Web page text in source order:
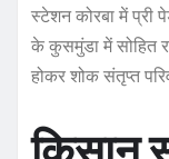
स्टेशन कोरबा में प्री
के कुसमुंडा में सोहित
होकर शोक संतृप्त